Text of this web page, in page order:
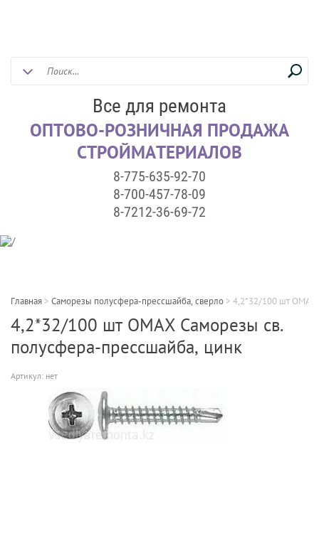
Все для ремонта
ОПТОВО-РОЗНИЧНАЯ ПРОДАЖА
СТРОЙМАТЕРИАЛОВ
8-775-635-92-70
8-700-457-78-09
8-7212-36-69-72
Главная > Саморезы полусфера-прессшайба, сверло > 4,2*32/100 шт
4,2*32/100 шт OMAX Саморезы св.
полусфера-прессшайба, цинк
Артикул: нет